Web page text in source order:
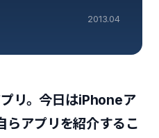
2013.04
リ。今日はiPhoneア
らアプリを紹介するこ